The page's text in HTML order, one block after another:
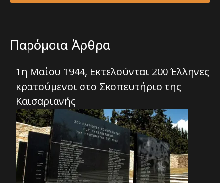
Παρόμοια Άρθρα
1η Μαΐου 1944, Εκτελούνται 200 Έλληνες
κρατούμενοι στο Σκοπευτήριο της
Καισαριανής